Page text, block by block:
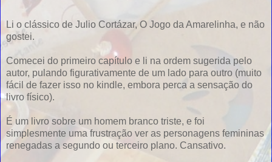
Li o clássico de Julio Cortázar, O Jogo da Amarelinha, e não
gostei.
Comecei do primeiro capítulo e li na ordem sugerida pelo
autor, pulando figurativamente de um lado para outro (muito
fácil de fazer isso no kindle, embora perca a sensação do
livro físico).
É um livro sobre um homem branco triste, e foi
simplesmente uma frustração ver as personagens femininas
renegadas a segundo ou terceiro plano. Cansativo.